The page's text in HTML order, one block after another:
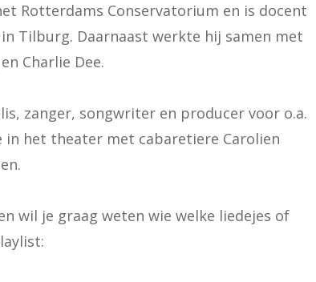
Rotterdams Conservatorium en is docent
Tilburg. Daarnaast werkte hij samen met
Charlie Dee.
zanger, songwriter en producer voor o.a.
in het theater met cabaretiere Carolien
wil je graag weten wie welke liedejes of